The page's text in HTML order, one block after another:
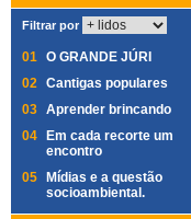
Filtrar por
01 O GRANDE JÚRI
02 Cantigas populares
03 Aprender brincando
04
Em cada recorte um
encontro
05
Mídias e a questão
socioambiental.